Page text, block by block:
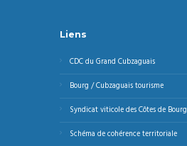
Liens
CDC du Grand Cubzaguais
Bourg / Cubzaguais tourisme
Syndicat viticole des Côtes de Bourg
Schéma de cohérence territoriale